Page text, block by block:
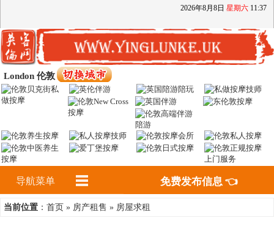
2026年8月 8日 星期六 11:37
London 伦敦
导航菜单 免费发布信息 👈
当前位置 ： 首页 » 房产租售 » 房屋求租